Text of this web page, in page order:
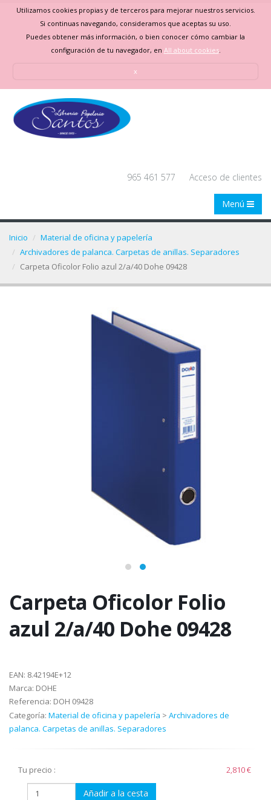
Utilizamos cookies propias y de terceros para mejorar nuestros servicios.
Si continuas navegando, consideramos que aceptas su uso.
Puedes obtener más información, o bien conocer cómo cambiar la
configuración de tu navegador, en All about cookies.
x
965 461 577 Acceso de clientes
Menú
Inicio
Material de oficina y papelería
Archivadores de palanca. Carpetas de anillas. Separadores
Carpeta Oficolor Folio azul 2/a/40 Dohe 09428
Carpeta Oficolor Folio
azul 2/a/40 Dohe 09428
EAN: 8.42194E+12
Marca: DOHE
Referencia: DOH 09428
Categoría: Material de oficina y papelería > Archivadores de
palanca. Carpetas de anillas. Separadores
Tu precio : 2,810 €
Añadir a la cesta